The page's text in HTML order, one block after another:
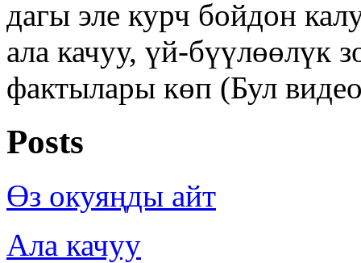
дагы эле курч бойдон
ала качуу, үй-бүүлөөлүк
фактылары көп (Бул
Posts
Өз окуяңды айт
Ала качуу